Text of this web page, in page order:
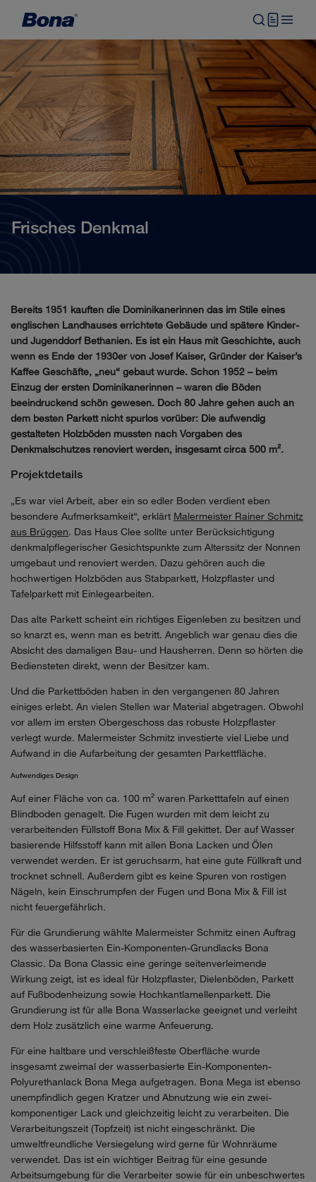
Frisches Denkmal
Bereits 1951 kauften die Dominikanerinnen das im Stile eines
englischen Landhauses errichtete Gebäude und spätere Kinder-
und Jugenddorf Bethanien. Es ist ein Haus mit Geschichte, auch
wenn es Ende der 1930er von Josef Kaiser, Gründer der Kaiser’s
Kaffee Geschäfte, „neu“ gebaut wurde. Schon 1952 – beim
Einzug der ersten Dominikanerinnen – waren die Böden
beeindruckend schön gewesen. Doch 80 Jahre gehen auch an
dem besten Parkett nicht spurlos vorüber: Die aufwendig
gestalteten Holzböden mussten nach Vorgaben des
Denkmalschutzes renoviert werden, insgesamt circa 500 m².
Projektdetails
„Es war viel Arbeit, aber ein so edler Boden verdient eben
besondere Aufmerksamkeit“, erklärt Malermeister Rainer Schmitz
aus Brüggen. Das Haus Clee sollte unter Berücksichtigung
denkmalpflegerischer Gesichtspunkte zum Alterssitz der Nonnen
umgebaut und renoviert werden. Dazu gehören auch die
hochwertigen Holzböden aus Stabparkett, Holzpflaster und
Tafelparkett mit Einlegearbeiten.
Das alte Parkett scheint ein richtiges Eigenleben zu besitzen und
so knarzt es, wenn man es betritt. Angeblich war genau dies die
Absicht des damaligen Bau- und Hausherren. Denn so hörten die
Bediensteten direkt, wenn der Besitzer kam.
Und die Parkettböden haben in den vergangenen 80 Jahren
einiges erlebt. An vielen Stellen war Material abgetragen. Obwohl
vor allem im ersten Obergeschoss das robuste Holzpflaster
verlegt wurde. Malermeister Schmitz investierte viel Liebe und
Aufwand in die Aufarbeitung der gesamten Parkettfläche.
Aufwendiges Design
Auf einer Fläche von ca. 100 m² waren Parketttafeln auf einen
Blindboden genagelt. Die Fugen wurden mit dem leicht zu
verarbeitenden Füllstoff Bona Mix & Fill gekittet. Der auf Wasser
basierende Hilfsstoff kann mit allen Bona Lacken und Ölen
verwendet werden. Er ist geruchsarm, hat eine gute Füllkraft und
trocknet schnell. Außerdem gibt es keine Spuren von rostigen
Nägeln, kein Einschrumpfen der Fugen und Bona Mix & Fill ist
nicht feuergefährlich.
Für die Grundierung wählte Malermeister Schmitz einen Auftrag
des wasserbasierten Ein-Komponenten-Grundlacks Bona
Classic. Da Bona Classic eine geringe seitenverleimende
Wirkung zeigt, ist es ideal für Holzpflaster, Dielenböden, Parkett
auf Fußbodenheizung sowie Hochkantlamellenparkett. Die
Grundierung ist für alle Bona Wasserlacke geeignet und verleiht
dem Holz zusätzlich eine warme Anfeuerung.
Für eine haltbare und verschleißfeste Oberfläche wurde
insgesamt zweimal der wasserbasierte Ein-Komponenten-
Polyurethanlack Bona Mega aufgetragen. Bona Mega ist ebenso
unempfindlich gegen Kratzer und Abnutzung wie ein zwei-
komponentiger Lack und gleichzeitig leicht zu verarbeiten. Die
Verarbeitungszeit (Topfzeit) ist nicht eingeschränkt. Die
umweltfreundliche Versiegelung wird gerne für Wohnräume
verwendet. Das ist ein wichtiger Beitrag für eine gesunde
Arbeitsumgebung für die Verarbeiter sowie für ein unbeschwertes